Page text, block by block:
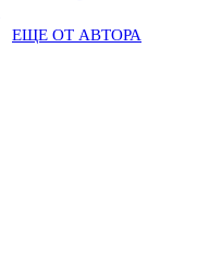
ЕЩЕ ОТ АВТОРА